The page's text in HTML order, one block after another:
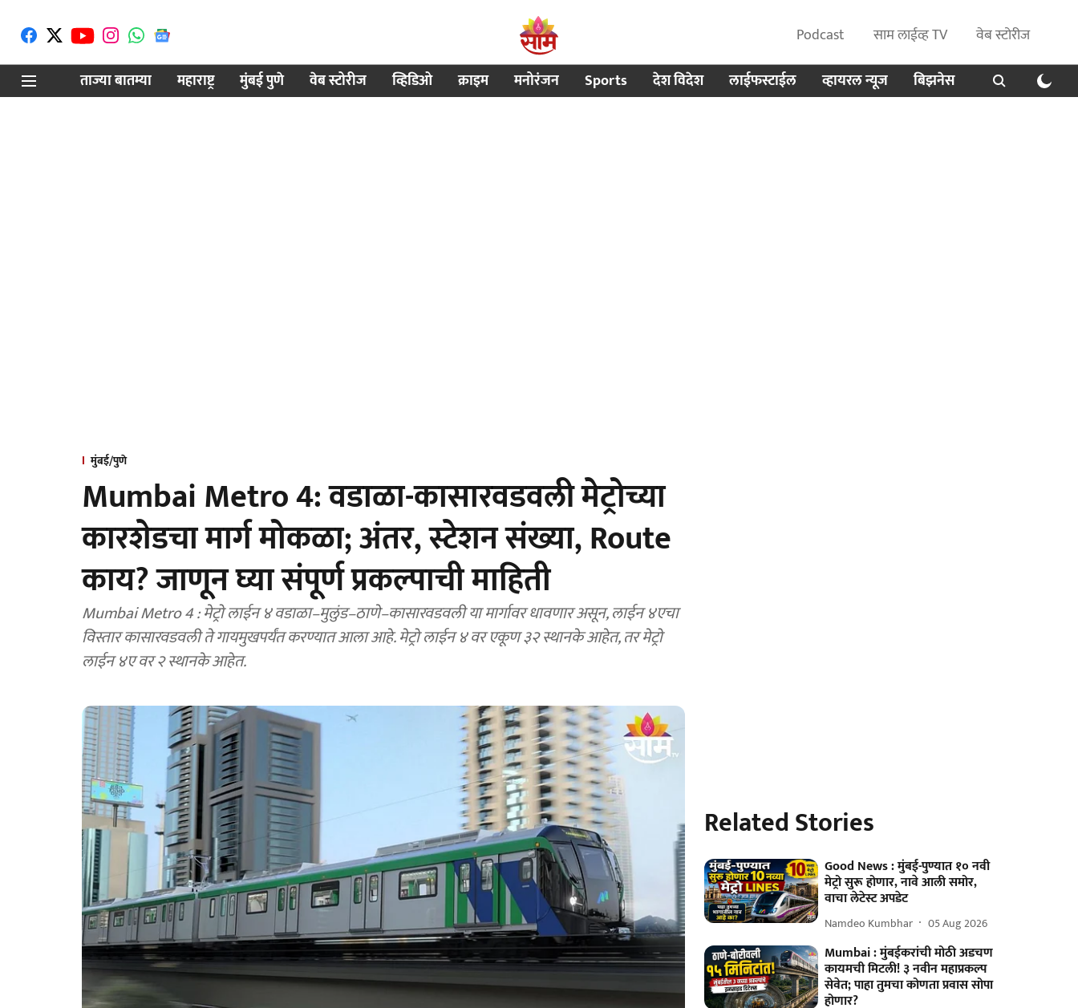
Podcast साम लाईव्ह TV
वेब स्टोरीज
ताज्या बातम्या
महाराष्ट्र मुंबई पुणे वेब स्टोरीज व्हिडिओ क्राइम मनोरंजन Sports देश विदेश लाईफस्टाईल व्हायरल न्यूज बिझनेस
मुंबई/पुणे
Mumbai Metro 4: वडाळा-कासारवडवली मेट्रोच्या
कारशेडचा मार्ग मोकळा; अंतर, स्टेशन संख्या, Route
काय? जाणून घ्या संपूर्ण प्रकल्पाची माहिती
Mumbai Metro 4 : मेट्रो लाईन ४ वडाळा–मुलुंड–ठाणे–कासारवडवली या मार्गावर धावणार असून, लाईन ४एचा
विस्तार कासारवडवली ते गायमुखपर्यंत करण्यात आला आहे. मेट्रो लाईन ४ वर एकूण ३२ स्थानके आहेत, तर मेट्रो
लाईन ४ए वर २ स्थानके आहेत.
Related Stories
Good News : मुंबई-पुण्यात १० नवी
मेट्रो सुरू होणार, नावे आली समोर,
वाचा लेटेस्ट अपडेट
Namdeo Kumbhar 05 Aug 2026
Mumbai : मुंबईकरांची मोठी अडचण
कायमची मिटली! ३ नवीन महाप्रकल्प
सेवेत; पाहा तुमचा कोणता प्रवास सोपा
होणार?